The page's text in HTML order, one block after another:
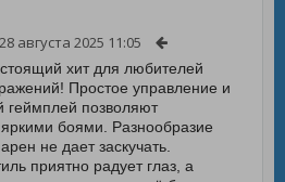
28 августа 2025 11:05
хит для любителей
Простое управление и
геймплей позволяют
боями. Разнообразие
не дает заскучать.
приятно радует глаз, а